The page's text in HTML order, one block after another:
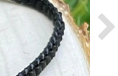
Next